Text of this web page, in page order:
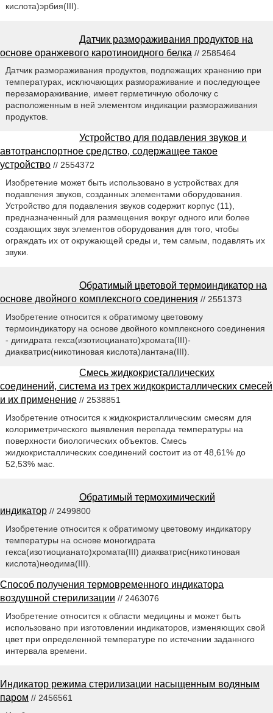
кислота)эрбия(III).
Датчик размораживания продуктов на
основе оранжевого каротиноидного белка // 2585464
Датчик размораживания продуктов, подлежащих хранению при
температурах, исключающих размораживание и последующее
перезамораживание, имеет герметичную оболочку с
расположенным в ней элементом индикации размораживания
продуктов.
Устройство для подавления звуков и
автотранспортное средство, содержащее такое
устройство // 2554372
Изобретение может быть использовано в устройствах для
подавления звуков, созданных элементами оборудования.
Устройство для подавления звуков содержит корпус (11),
предназначенный для размещения вокруг одного или более
создающих звук элементов оборудования для того, чтобы
ограждать их от окружающей среды и, тем самым, подавлять их
звуки.
Обратимый цветовой термоиндикатор на
основе двойного комплексного соединения // 2551373
Изобретение относится к обратимому цветовому
термоиндикатору на основе двойного комплексного соединения
- дигидрата гекса(изотиоцианато)хромата(III)-
диакватрис(никотиновая кислота)лантана(III).
Смесь жидкокристаллических
соединений, система из трех жидкокристаллических смесей
и их применение // 2538851
Изобретение относится к жидкокристаллическим смесям для
колориметрического выявления перепада температуры на
поверхности биологических объектов. Смесь
жидкокристаллических соединений состоит из от 48,61% до
52,53% мас.
Обратимый термохимический
индикатор // 2499800
Изобретение относится к обратимому цветовому индикатору
температуры на основе моногидрата
гекса(изотиоцианато)хромата(III) диакватрис(никотиновая
кислота)неодима(III).
Способ получения термовременного индикатора
воздушной стерилизации // 2463076
Изобретение относится к области медицины и может быть
использовано при изготовлении индикаторов, изменяющих свой
цвет при определенной температуре по истечении заданного
интервала времени.
Индикатор режима стерилизации насыщенным водяным
паром // 2456561